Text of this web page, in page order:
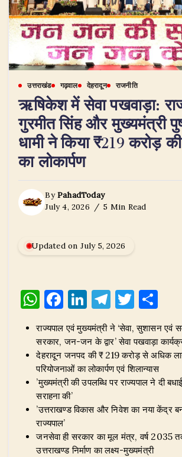
उत्तराखंड गढ़वाल देहरादून राजनीति
ऋषिकेश में सेवा पखवाड़ा:
गुरमीत सिंह और मुख्यमंत्री
धामी ने किया ₹219 करोड़
का लोकार्पण
ByPahadToday
July 4, 2026
5 Min Read
Updated on July 5, 2026
W
at
s
A
p
p
F
a
c
e
b
o
o
k
Li
n
k
e
dI
n
T
el
e
g
ra
m
T
it
te
r
ar
e
राज्यपाल एवं मुख्यमंत्री ने ‘सेवा, सुशासन एवं
सरकार, जन-जन के द्वार’ सेवा पखवाड़ा
देहरादून जनपद की ₹ 219 करोड़ से अधिक
परियोजनाओं का लोकार्पण एवं शिलान्यास
’मुख्यमंत्री की उपलब्धि पर राज्यपाल ने दी
सराहना की’
’उत्तराखण्ड विकास और निवेश का नया केंद्र
राज्यपाल’
जनसेवा ही सरकार का मूल मंत्र, वर्ष 2035
उत्तराखण्ड निर्माण का लक्ष्य-मुख्यमंत्री